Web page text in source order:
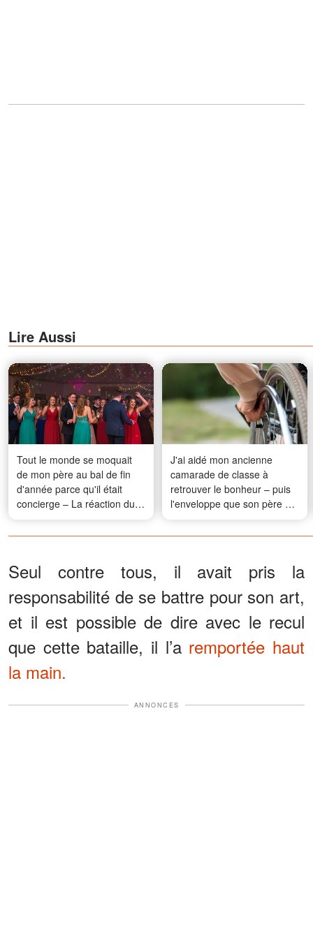
Lire Aussi
Tout le monde se moquait
de mon père au bal de fin
d'année parce qu'il était
concierge – La réaction du
proviseur a fait disparaître
tous les sourires dans la
J'ai aidé mon ancienne
camarade de classe à
retrouver le bonheur – puis
l'enveloppe que son père a
cachée a révélé le plan
choquant qu'il avait laissé
Seul contre tous, il avait pris la
responsabilité de se battre pour son art,
et il est possible de dire avec le recul
que cette bataille, il l’a remportée haut
la main.
ANNONCES